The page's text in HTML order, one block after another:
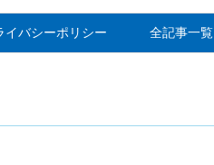
イバシーポリシー 全記事一覧